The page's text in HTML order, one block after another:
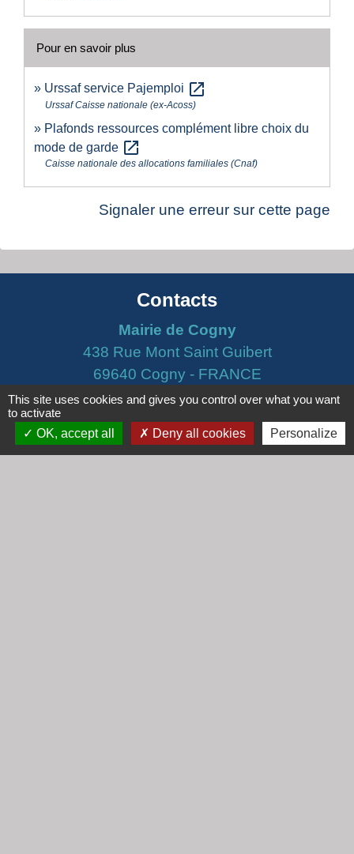
Pour en savoir plus
Urssaf service Pajemploi open_in_new
Urssaf Caisse nationale (ex-Acoss)
Plafonds ressources complément libre choix du
mode de garde open_in_new
Caisse nationale des allocations familiales (Cnaf)
Signaler une erreur sur cette page
Contacts
Mairie de Cogny
438 Rue Mont Saint Guibert
69640 Cogny - FRANCE
+33 4 74 67 30 55
Contact par formulaire
This site uses cookies and gives you control over what you want
to activate
OK, accept all
Deny all cookies Personalize